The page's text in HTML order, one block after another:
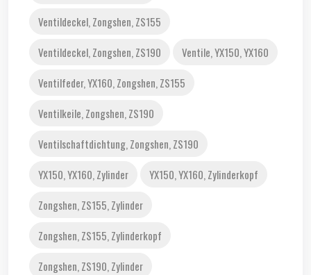
Ventildeckel, Zongshen, ZS155
Ventildeckel, Zongshen, ZS190
Ventile, YX150, YX160
Ventilfeder, YX160, Zongshen, ZS155
Ventilkeile, Zongshen, ZS190
Ventilschaftdichtung, Zongshen, ZS190
YX150, YX160, Zylinder
YX150, YX160, Zylinderkopf
Zongshen, ZS155, Zylinder
Zongshen, ZS155, Zylinderkopf
Zongshen, ZS190, Zylinder